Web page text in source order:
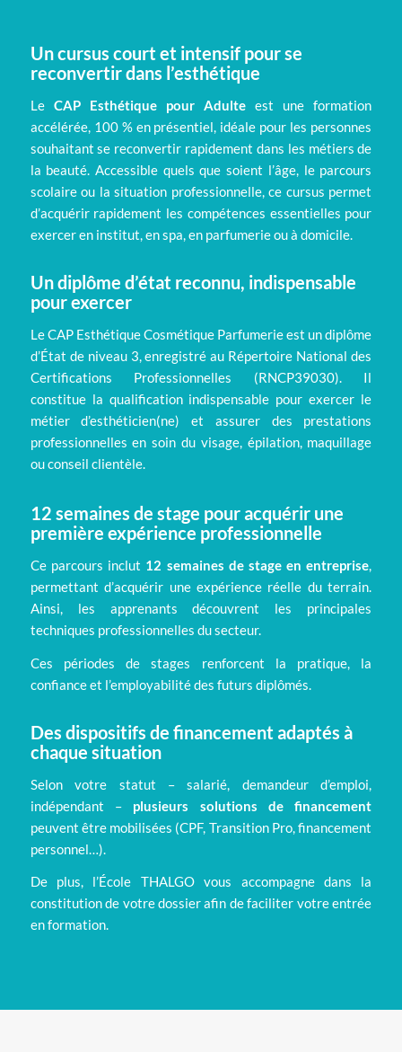
Un cursus court et intensif pour se
reconvertir dans l’esthétique
Le CAP Esthétique pour Adulte est une formation
accélérée, 100 % en présentiel, idéale pour les personnes
souhaitant se reconvertir rapidement dans les métiers de
la beauté. Accessible quels que soient l’âge, le parcours
scolaire ou la situation professionnelle, ce cursus permet
d’acquérir rapidement les compétences essentielles pour
exercer en institut, en spa, en parfumerie ou à domicile.
Un diplôme d’état reconnu, indispensable
pour exercer
Le CAP Esthétique Cosmétique Parfumerie est un diplôme
d’État de niveau 3, enregistré au Répertoire National des
Certifications Professionnelles (RNCP39030). Il
constitue la qualification indispensable pour exercer le
métier d’esthéticien(ne) et assurer des prestations
professionnelles en soin du visage, épilation, maquillage
ou conseil clientèle.
12 semaines de stage pour acquérir une
première expérience professionnelle
Ce parcours inclut 12 semaines de stage en entreprise,
permettant d’acquérir une expérience réelle du terrain.
Ainsi, les apprenants découvrent les principales
techniques professionnelles du secteur.
Ces périodes de stages renforcent la pratique, la
confiance et l’employabilité des futurs diplômés.
Des dispositifs de financement adaptés à
chaque situation
Selon votre statut – salarié, demandeur d’emploi,
indépendant – plusieurs solutions de financement
peuvent être mobilisées (CPF, Transition Pro, financement
personnel…).
De plus, l’École THALGO vous accompagne dans la
constitution de votre dossier afin de faciliter votre entrée
en formation.